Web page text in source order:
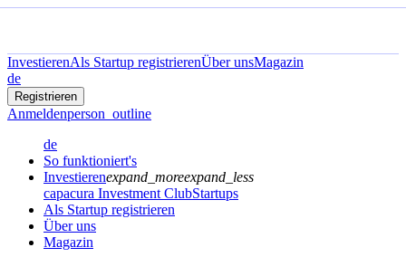
InvestierenAls Startup registrierenÜber unsMagazin
de
Registrieren
Anmeldenperson_outline
de
So funktioniert's
Investierenexpand_moreexpand_less
capacura Investment ClubStartups
Als Startup registrieren
Über uns
Magazin